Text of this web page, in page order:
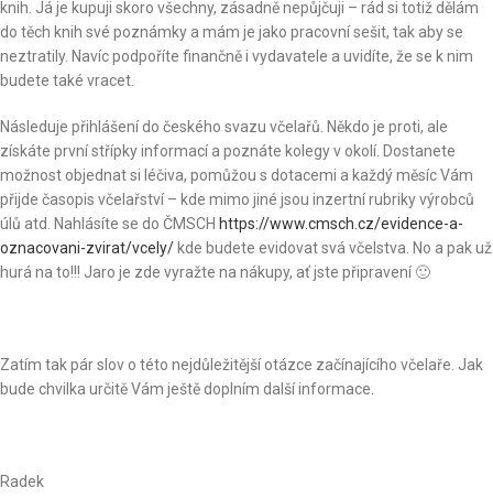
knih. Já je kupuji skoro všechny, zásadně nepůjčuji – rád si totiž dělám
do těch knih své poznámky a mám je jako pracovní sešit, tak aby se
neztratily. Navíc podpoříte finančně i vydavatele a uvidíte, že se k nim
budete také vracet.
Následuje přihlášení do českého svazu včelařů. Někdo je proti, ale
získáte první střípky informací a poznáte kolegy v okolí. Dostanete
možnost objednat si léčiva, pomůžou s dotacemi a každý měsíc Vám
přijde časopis včelařství – kde mimo jiné jsou inzertní rubriky výrobců
úlů atd. Nahlásíte se do ČMSCH https://www.cmsch.cz/evidence-a-
oznacovani-zvirat/vcely/ kde budete evidovat svá včelstva. No a pak už
hurá na to!!! Jaro je zde vyražte na nákupy, ať jste připravení 🙂
Zatím tak pár slov o této nejdůležitější otázce začínajícího včelaře. Jak
bude chvilka určitě Vám ještě doplním další informace.
Radek